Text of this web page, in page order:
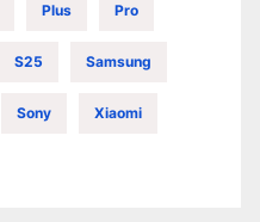
Plus Pro
S25 Samsung
Sony Xiaomi